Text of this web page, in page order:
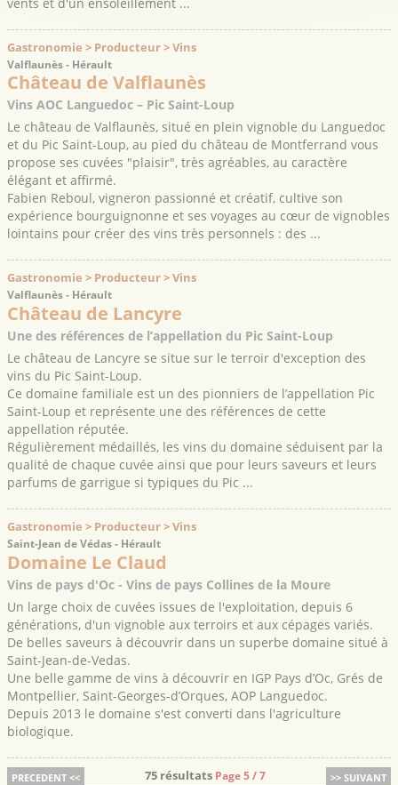
Gastronomie > Producteur > Vins
Valflaunès - Hérault
Château de Valflaunès
Vins AOC Languedoc – Pic Saint-Loup
Le château de Valflaunès, situé en plein vignoble du Languedoc
et du Pic Saint-Loup, au pied du château de Montferrand vous
propose ses cuvées "plaisir", très agréables, au caractère
élégant et affirmé.
Fabien Reboul, vigneron passionné et créatif, cultive son
expérience bourguignonne et ses voyages au cœur de vignobles
lointains pour créer des vins très personnels : des ...
Gastronomie > Producteur > Vins
Valflaunès - Hérault
Château de Lancyre
Une des références de l’appellation du Pic Saint-Loup
Le château de Lancyre se situe sur le terroir d'exception des
vins du Pic Saint-Loup.
Ce domaine familiale est un des pionniers de l’appellation Pic
Saint-Loup et représente une des références de cette
appellation réputée.
Régulièrement médaillés, les vins du domaine séduisent par la
qualité de chaque cuvée ainsi que pour leurs saveurs et leurs
parfums de garrigue si typiques du Pic ...
Gastronomie > Producteur > Vins
Saint-Jean de Védas - Hérault
Domaine Le Claud
Vins de pays d'Oc - Vins de pays Collines de la Moure
Un large choix de cuvées issues de l'exploitation, depuis 6
générations, d'un vignoble aux terroirs et aux cépages variés.
De belles saveurs à découvrir dans un superbe domaine situé à
Saint-Jean-de-Vedas.
Une belle gamme de vins à découvrir en IGP Pays d’Oc, Grés de
Montpellier, Saint-Georges-d’Orques, AOP Languedoc.
Depuis 2013 le domaine s'est converti dans l'agriculture
biologique.
PRECEDENT << >> SUIVANT
75 résultats Page 5 / 7